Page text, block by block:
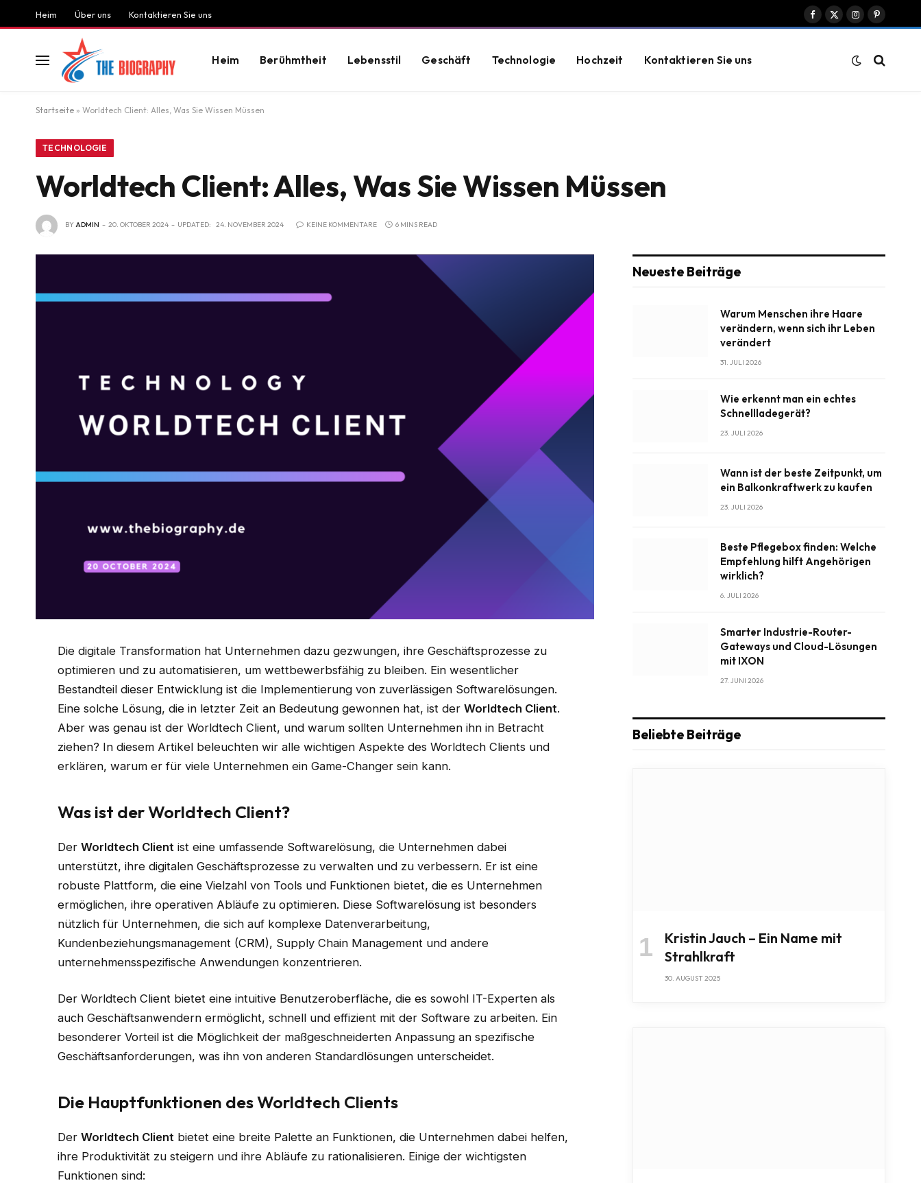
Heim Über uns Kontaktieren Sie uns
Facebook
X
InstagramPinterest
Heim Berühmtheit Lebensstil Geschäft Technologie Hochzeit Kontaktieren Sie uns
Startseite » Worldtech Client: Alles, Was Sie Wissen Müssen
TECHNOLOGIE
Worldtech Client: Alles, Was Sie Wissen Müssen
BYADMIN 20. OKTOBER 2024 UPDATED: 24. NOVEMBER 2024 KEINE KOMMENTARE 6 MINS READ
Die digitale Transformation hat Unternehmen dazu gezwungen, ihre Geschäftsprozesse zu
optimieren und zu automatisieren, um wettbewerbsfähig zu bleiben. Ein wesentlicher
Bestandteil dieser Entwicklung ist die Implementierung von zuverlässigen Softwarelösungen.
Eine solche Lösung, die in letzter Zeit an Bedeutung gewonnen hat, ist derWorldtech Client.
Aber was genau ist der Worldtech Client, und warum sollten Unternehmen ihn in Betracht
ziehen? In diesem Artikel beleuchten wir alle wichtigen Aspekte des Worldtech Clients und
erklären, warum er für viele Unternehmen ein Game-Changer sein kann.
Was ist der Worldtech Client?
DerWorldtech Client ist eine umfassende Softwarelösung, die Unternehmen dabei
unterstützt, ihre digitalen Geschäftsprozesse zu verwalten und zu verbessern. Er ist eine
robuste Plattform, die eine Vielzahl von Tools und Funktionen bietet, die es Unternehmen
ermöglichen, ihre operativen Abläufe zu optimieren. Diese Softwarelösung ist besonders
nützlich für Unternehmen, die sich auf komplexe Datenverarbeitung,
Kundenbeziehungsmanagement (CRM), Supply Chain Management und andere
unternehmensspezifische Anwendungen konzentrieren.
Der Worldtech Client bietet eine intuitive Benutzeroberfläche, die es sowohl IT-Experten als
auch Geschäftsanwendern ermöglicht, schnell und effizient mit der Software zu arbeiten. Ein
besonderer Vorteil ist die Möglichkeit der maßgeschneiderten Anpassung an spezifische
Geschäftsanforderungen, was ihn von anderen Standardlösungen unterscheidet.
Die Hauptfunktionen des Worldtech Clients
DerWorldtech Client bietet eine breite Palette an Funktionen, die Unternehmen dabei helfen,
ihre Produktivität zu steigern und ihre Abläufe zu rationalisieren. Einige der wichtigsten
Funktionen sind:
Neueste Beiträge
Warum Menschen ihre Haare
verändern, wenn sich ihr Leben
verändert
31. JULI 2026
Wie erkennt man ein echtes
Schnellladegerät?
23. JULI 2026
Wann ist der beste Zeitpunkt, um
ein Balkonkraftwerk zu kaufen
23. JULI 2026
Beste Pflegebox finden: Welche
Empfehlung hilft Angehörigen
wirklich?
6. JULI 2026
Smarter Industrie-Router-
Gateways und Cloud-Lösungen
mit IXON
27. JUNI 2026
Beliebte Beiträge
Kristin Jauch – Ein Name mit
Strahlkraft
30. AUGUST 2025